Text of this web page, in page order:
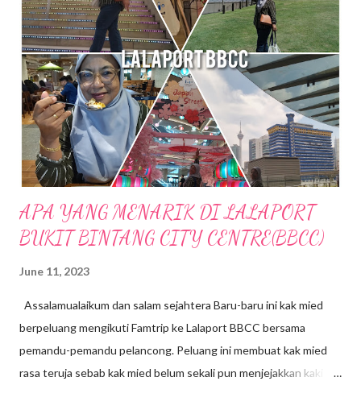
sungai dan hutan sudah tentu menjanjikan penginapan yang
nyaman dan dekat dengan alam semulajadi . Ketika k.mied tiba di
Sempeneh Riverfront, hujan turun dengan lebat sekali, sungai
berhampiran chalet yang tadinya tenang kini di melimpah dengan
air dari bukit. Bila air semakin deras kedengaran siren amaran di
bunyikan untuk memberi amaran pada pengunjung supaya j...
APA YANG MENARIK DI LALAPORT
BUKIT BINTANG CITY CENTRE(BBCC)
June 11, 2023
Assalamualaikum dan salam sejahtera Baru-baru ini kak mied
berpeluang mengikuti Famtrip ke Lalaport BBCC bersama
pemandu-pemandu pelancong. Peluang ini membuat kak mied
rasa teruja sebab kak mied belum sekali pun menjejakkan kaki ke